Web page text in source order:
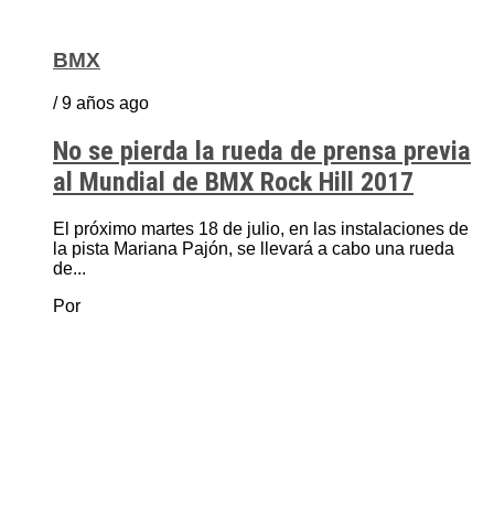
BMX
/ 9 años ago
No se pierda la rueda de prensa previa
al Mundial de BMX Rock Hill 2017
El próximo martes 18 de julio, en las instalaciones de
la pista Mariana Pajón, se llevará a cabo una rueda
de...
Por